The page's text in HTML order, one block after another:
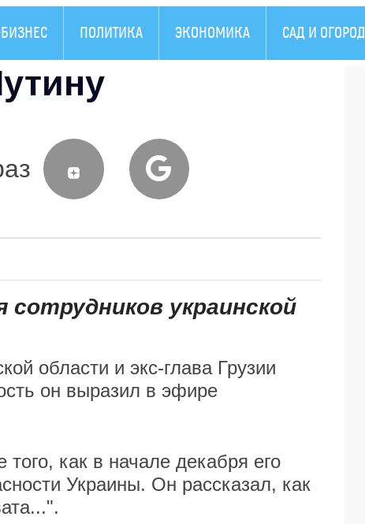
ПОЛИТИКА ЭКОНОМИКА САД И ОГОРОД
украинской
области и экс-глава Грузии
он выразил в эфире
как в начале декабря его
Украины. Он рассказал, как